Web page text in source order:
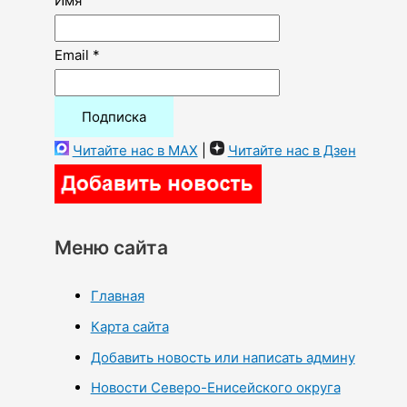
Email *
Читайте нас в MAX Читайте нас в Дзен
Меню сайта
Главная
Карта сайта
Добавить новость или написать админу
Новости Северо-Енисейского округа